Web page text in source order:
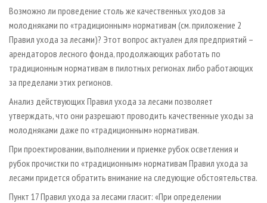
Возможно ли проведение столь же качественных уходов за
молодняками по «традиционным» нормативам (см. приложение 2
Правил ухода за лесами)? Этот вопрос актуален для предприятий –
арендаторов лесного фонда, продолжающих работать по
традиционным нормативам в пилотных регионах либо работающих
за пределами этих регионов.
Анализ действующих Правил ухода за лесами позволяет
утверждать, что они разрешают проводить качественные уходы за
молодняками даже по «традиционным» нормативам.
При проектировании, выполнении и приемке рубок осветления и
рубок прочистки по «традиционным» нормативам Правил ухода за
лесами придется обратить внимание на следующие обстоятельства.
Пункт 17 Правил ухода за лесами гласит: «При определении